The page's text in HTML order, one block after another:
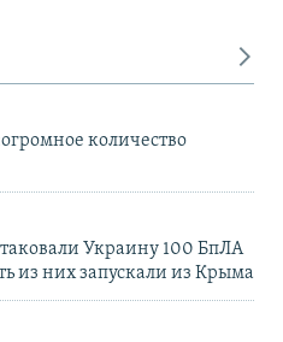
количество
Украину 100 БпЛА
из них запускали из Крыма